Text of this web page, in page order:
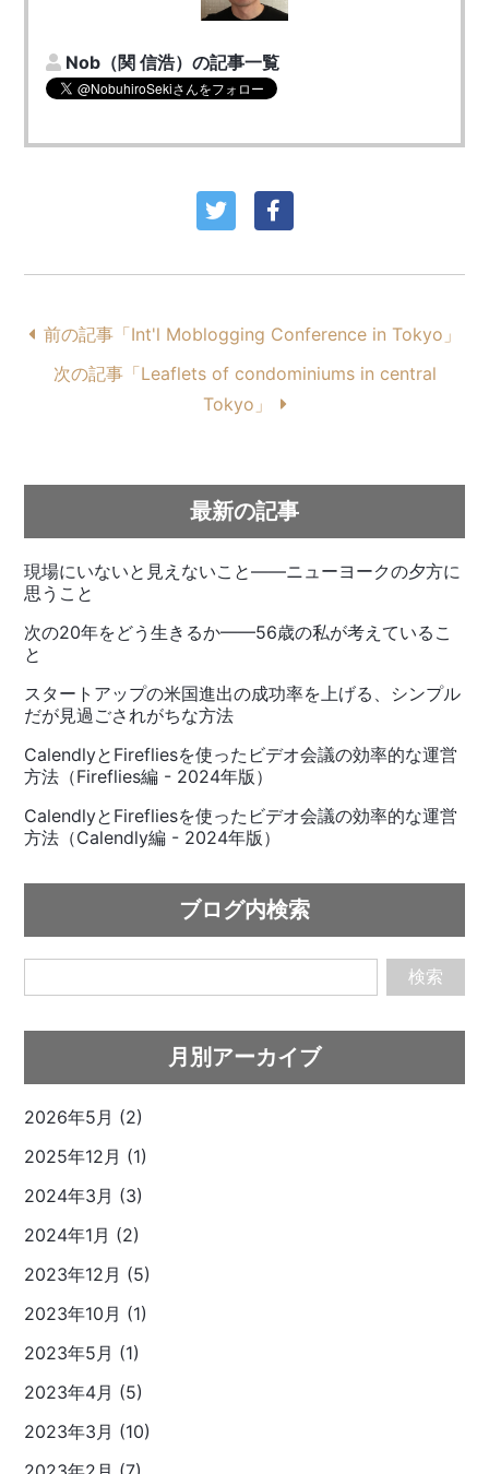
Nob（関 信浩）の記事一覧
前の記事「Int'l Moblogging Conference in Tokyo」
次の記事「Leaflets of condominiums in central
Tokyo」
最新の記事
現場にいないと見えないこと——ニューヨークの夕方に
思うこと
次の20年をどう生きるか——56歳の私が考えているこ
と
スタートアップの米国進出の成功率を上げる、シンプル
だが見過ごされがちな方法
CalendlyとFirefliesを使ったビデオ会議の効率的な運営
方法（Fireflies編 - 2024年版）
CalendlyとFirefliesを使ったビデオ会議の効率的な運営
方法（Calendly編 - 2024年版）
ブログ内検索
検索
月別アーカイブ
2026年5月 (2)
2025年12月 (1)
2024年3月 (3)
2024年1月 (2)
2023年12月 (5)
2023年10月 (1)
2023年5月 (1)
2023年4月 (5)
2023年3月 (10)